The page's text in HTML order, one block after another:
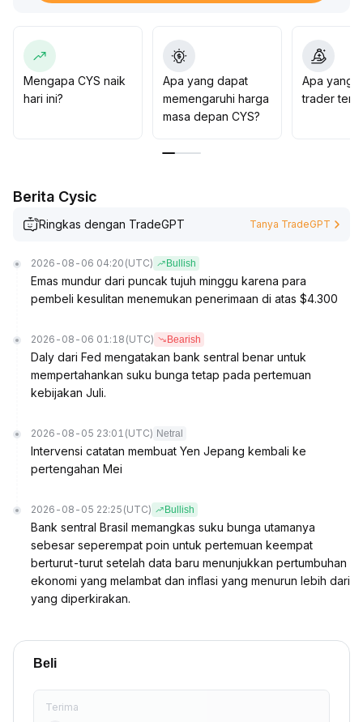
jangka pendek; jika panduan Fed berubah menjadi
dovish atau sentimen penghindaran risiko pasar
menurun, CYS memiliki dasar untuk kembali ke zona
konsolidasi menengah-atas ($0,32–$0,84)
Dalam hal alokasi, sebaiknya menimbang secara dinamis
perdagangan, dengan lebih menekankan fleksibilitas
Mengapa CYS naik
hari ini?
Apa yang dapat
memengaruhi harga
masa depan CYS?
Apa yang
trader
Berita Cysic
Ringkas dengan TradeGPT Tanya TradeGPT
2026-08-06 04:20 (UTC) Bullish
Emas mundur dari puncak tujuh minggu karena para
pembeli kesulitan menemukan penerimaan di atas $4.300
2026-08-06 01:18 (UTC) Bearish
Daly dari Fed mengatakan bank sentral benar untuk
mempertahankan suku bunga tetap pada pertemuan
kebijakan Juli.
2026-08-05 23:01 (UTC) Netral
Intervensi catatan membuat Yen Jepang kembali ke
pertengahan Mei
2026-08-05 22:25 (UTC) Bullish
Bank sentral Brasil memangkas suku bunga utamanya
sebesar seperempat poin untuk pertemuan keempat
berturut-turut setelah data baru menunjukkan pertumbuhan
ekonomi yang melambat dan inflasi yang menurun lebih dari
yang diperkirakan.
Beli
Terima